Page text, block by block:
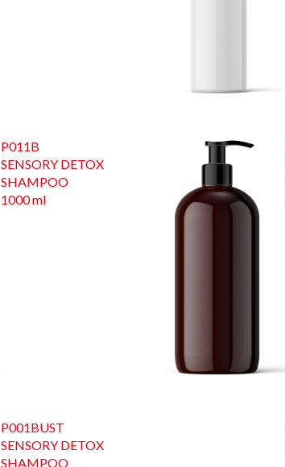
P011B
SENSORY DETOX
SHAMPOO
1000 ml
P001BUST
SENSORY DETOX
SHAMPOO